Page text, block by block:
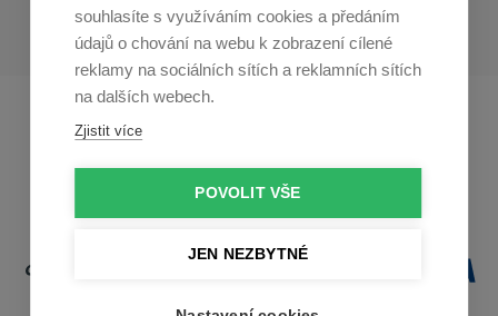
souhlasíte s využíváním cookies a předáním
údajů o chování na webu k zobrazení cílené
reklamy na sociálních sítích a reklamních sítích
na dalších webech.
Zjistit více
POVOLIT VŠE
JEN NEZBYTNÉ
Profikuchar.sk